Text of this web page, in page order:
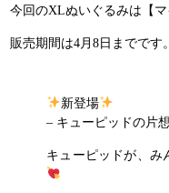
今回のXLぬいぐるみは【マ
販売期間は4月8日までです。
新登場
– キューピッドの片
キューピッドが、み